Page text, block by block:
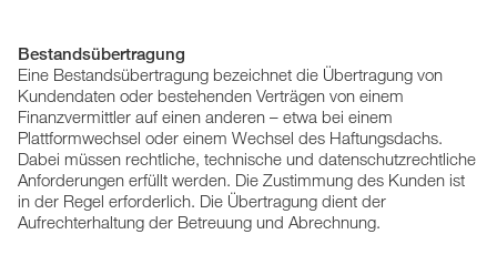
Bestandsübertragung
Eine Bestandsübertragung bezeichnet die Übertragung von
Kundendaten oder bestehenden Verträgen von einem
Finanzvermittler auf einen anderen – etwa bei einem
Plattformwechsel oder einem Wechsel des Haftungsdachs.
Dabei müssen rechtliche, technische und datenschutzrechtliche
Anforderungen erfüllt werden. Die Zustimmung des Kunden ist
in der Regel erforderlich. Die Übertragung dient der
Aufrechterhaltung der Betreuung und Abrechnung.